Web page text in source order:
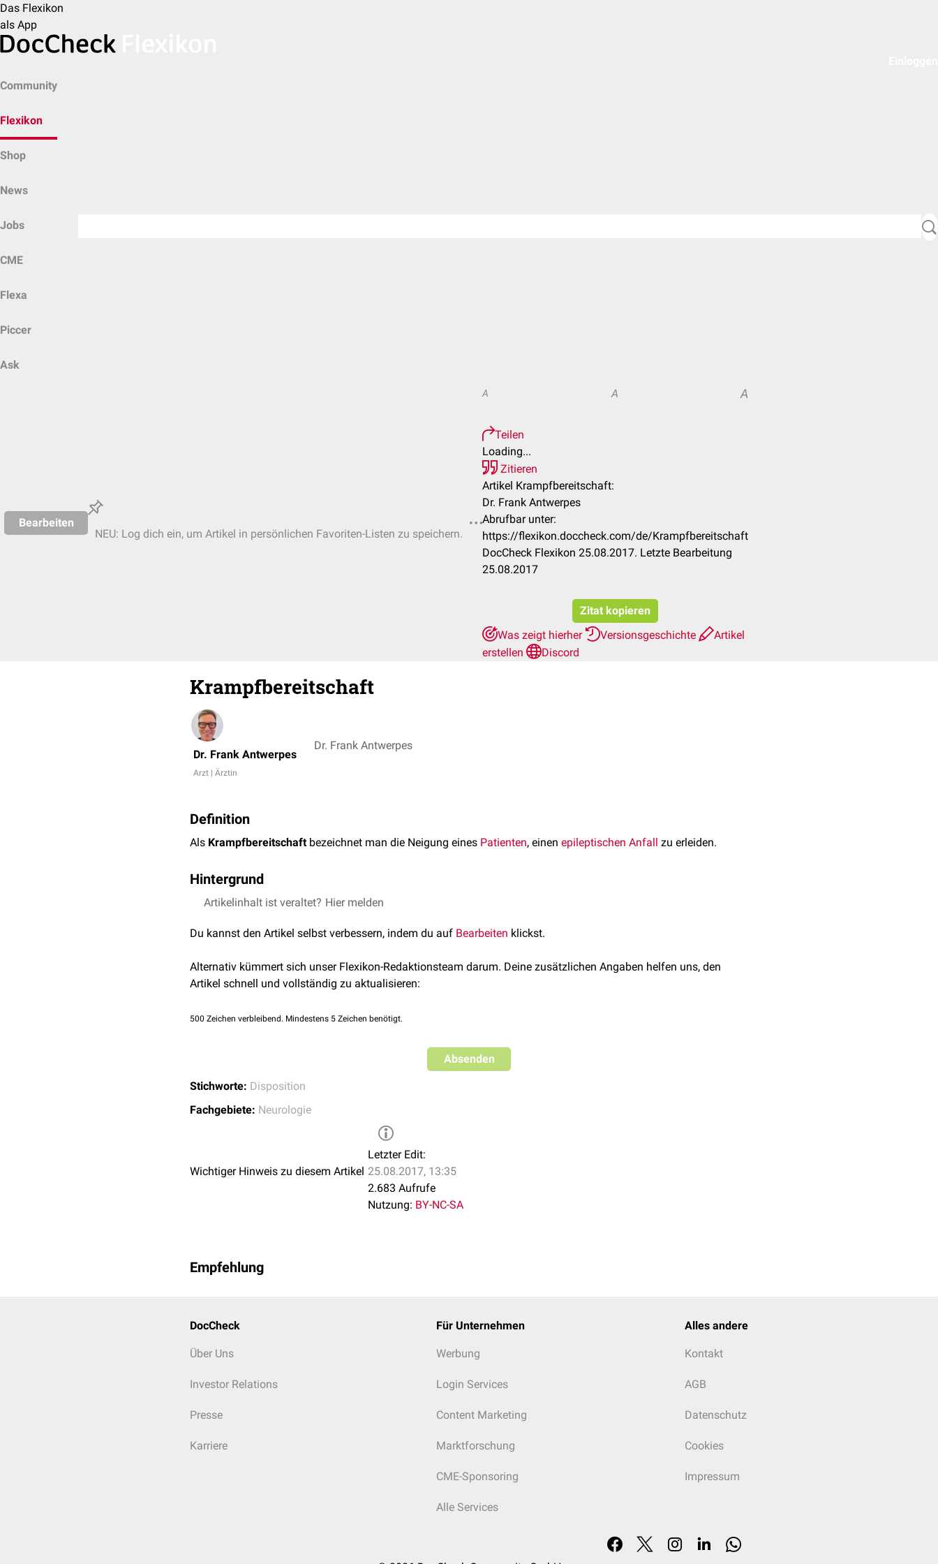
Das Flexikon
als App
Community
Flexikon
Shop
News
Jobs
CME
Flexa
Piccer
Ask
Bearbeiten
NEU: Log dich ein, um Artikel in persönlichen Favoriten-Listen zu speichern.
A A A
Teilen
Loading...
Zitieren
Artikel Krampfbereitschaft:
Dr. Frank Antwerpes
Abrufbar unter:
https://flexikon.doccheck.com/de/Krampfbereitschaft
DocCheck Flexikon 25.08.2017. Letzte Bearbeitung
25.08.2017
Zitat kopieren
Was zeigt hierher
Versionsgeschichte
Artikel
erstellen
Discord
Krampfbereitschaft
Dr. Frank Antwerpes
Arzt | Ärztin
Dr. Frank Antwerpes
Definition
Als Krampfbereitschaftbezeichnet man die Neigung eines Patienten, einen epileptischen Anfall zu erleiden.
Hintergrund
Eine erhöhte Krampfbereitschaft besteht zum Beispiel bei organischen Veränderungen des Gehirns (z.B. bei
DepolarisationsschwellevonNervenzellensenken.
Artikelinhalt ist veraltet? Hier melden
Du kannst den Artikel selbst verbessern, indem du auf Bearbeiten klickst.
Alternativ kümmert sich unser Flexikon-Redaktionsteam darum. Deine zusätzlichen Angaben helfen uns, den
Artikel schnell und vollständig zu aktualisieren:
500 Zeichen verbleibend. Mindestens 5 Zeichen benötigt.
Absenden
Stichworte: Disposition
Fachgebiete: Neurologie
Wichtiger Hinweis zu diesem Artikel
Letzter Edit:
25.08.2017, 13:35
2.683 Aufrufe
Nutzung: BY-NC-SA
Empfehlung
DocCheck
Über Uns
Investor Relations
Presse
Karriere
Für Unternehmen
Werbung
Login Services
Content Marketing
Marktforschung
CME-Sponsoring
Alle Services
Alles andere
Kontakt
AGB
Datenschutz
Cookies
Impressum